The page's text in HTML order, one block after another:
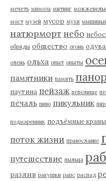
мечеть мимоза митинг
мост музей мусор мухи
натюрморт небо
обряды общество огонь
олень ольха опыт опыты
памятники память
паутина пейзаж пепелище
печаль пиво пикульник
подмаренник подъёмные краны
поток жизни православие
путешествие пыльца
разлив ракушки рапс распад